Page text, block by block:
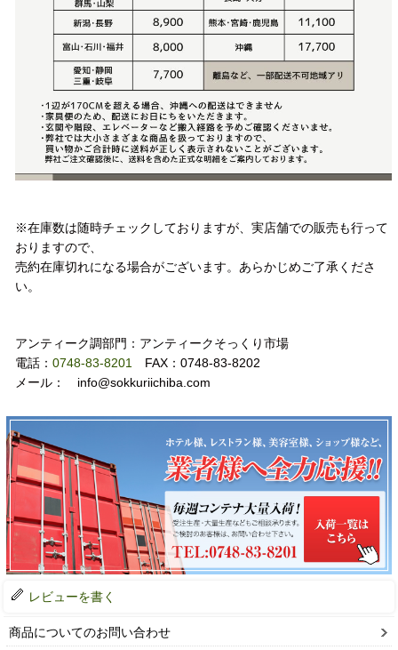
※在庫数は随時チェックしておりますが、実店舗での販売も行って
おりますので、
売約在庫切れになる場合がございます。あらかじめご了承くださ
い。
アンティーク調部門：アンティークそっくり市場
電話： 0748-83-8201
FAX：0748-83-8202
メール： info@sokkuriichiba.com
レビューを書く
商品についてのお問い合わせ